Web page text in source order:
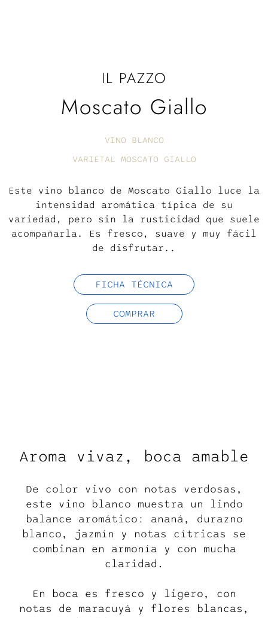
IL PAZZO
Moscato Giallo
VINO BLANCO
VARIETAL MOSCATO GIALLO
Este vino blanco de Moscato Giallo luce la
intensidad aromática típica de su
variedad, pero sin la rusticidad que suele
acompañarla. Es fresco, suave y muy fácil
de disfrutar..
FICHA TÉCNICA
COMPRAR
Aroma vivaz, boca amable
De color vivo con notas verdosas,
este vino blanco muestra un lindo
balance aromático: ananá, durazno
blanco, jazmín y notas cítricas se
combinan en armonía y con mucha
claridad.
En boca es fresco y ligero, con
notas de maracuyá y flores blancas,